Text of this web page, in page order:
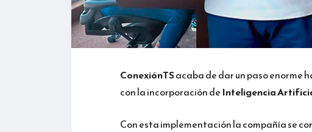
ConexiónTSacaba de dar un paso enorme
con la incorporación de Inteligencia
Con esta implementación la compañía se